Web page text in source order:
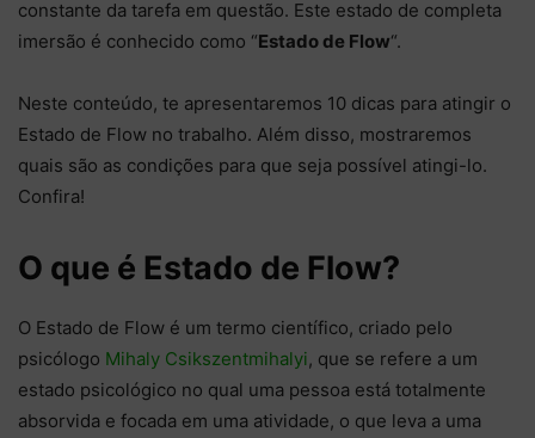
constante da tarefa em questão. Este estado de completa
imersão é conhecido como “Estado de Flow“.
Neste conteúdo, te apresentaremos 10 dicas para atingir o
Estado de Flow no trabalho. Além disso, mostraremos
quais são as condições para que seja possível atingi-lo.
Confira!
O que é Estado de Flow?
O Estado de Flow é um termo científico, criado pelo
psicólogo Mihaly Csikszentmihalyi, que se refere a um
estado psicológico no qual uma pessoa está totalmente
absorvida e focada em uma atividade, o que leva a uma